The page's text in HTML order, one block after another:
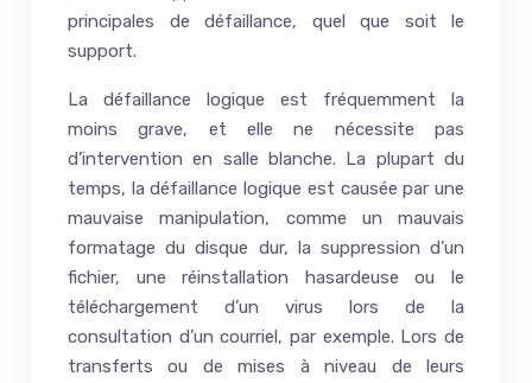
principales de défaillance, quel que soit le
support.
La défaillance logique est fréquemment la
moins grave, et elle ne nécessite pas
d’intervention en salle blanche. La plupart du
temps, la défaillance logique est causée par une
mauvaise manipulation, comme un mauvais
formatage du disque dur, la suppression d’un
fichier, une réinstallation hasardeuse ou le
téléchargement d’un virus lors de la
consultation d’un courriel, par exemple. Lors de
transferts ou de mises à niveau de leurs